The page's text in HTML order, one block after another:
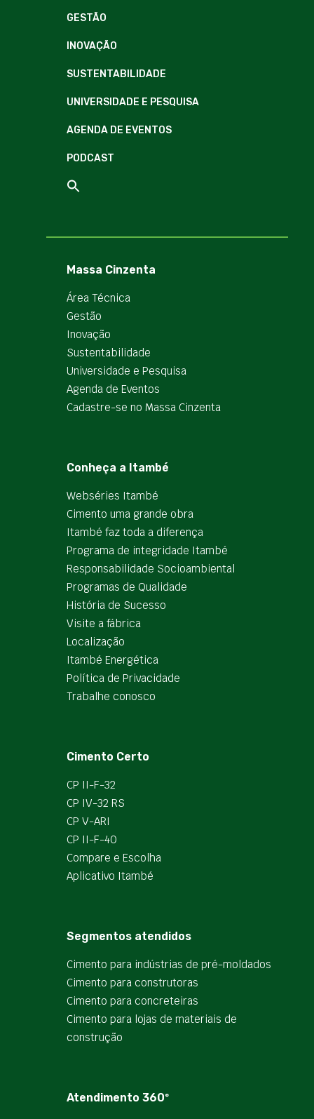
GESTÃO
INOVAÇÃO
SUSTENTABILIDADE
UNIVERSIDADE E PESQUISA
AGENDA DE EVENTOS
PODCAST
Massa Cinzenta
Área Técnica
Gestão
Inovação
Sustentabilidade
Universidade e Pesquisa
Agenda de Eventos
Cadastre-se no Massa Cinzenta
Conheça a Itambé
Webséries Itambé
Cimento uma grande obra
Itambé faz toda a diferença
Programa de integridade Itambé
Responsabilidade Socioambiental
Programas de Qualidade
História de Sucesso
Visite a fábrica
Localização
Itambé Energética
Política de Privacidade
Trabalhe conosco
Cimento Certo
CP II-F-32
CP IV-32 RS
CP V-ARI
CP II-F-40
Compare e Escolha
Aplicativo Itambé
Segmentos atendidos
Cimento para indústrias de pré-moldados
Cimento para construtoras
Cimento para concreteiras
Cimento para lojas de materiais de
construção
Atendimento 360º